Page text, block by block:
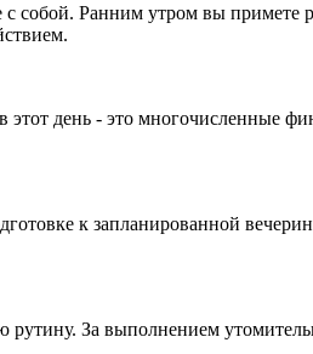
собой. Ранним утром вы
этот день - это многочисленные
к запланированной
За выполнением